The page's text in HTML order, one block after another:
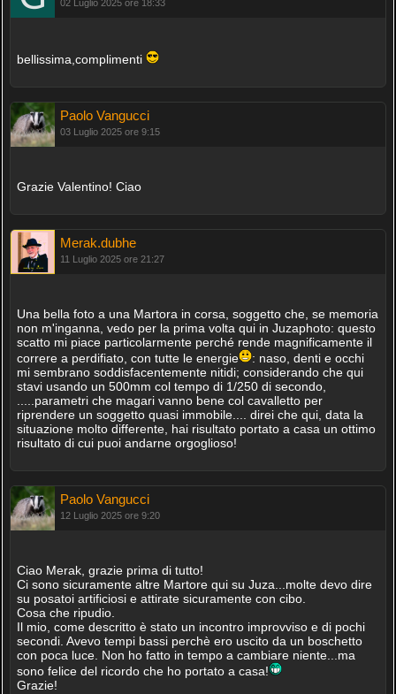
02 Luglio 2025 ore 18:33
bellissima,complimenti
Paolo Vangucci
03 Luglio 2025 ore 9:15
Grazie Valentino! Ciao
Merak.dubhe
11 Luglio 2025 ore 21:27
Una bella foto a una Martora in corsa, soggetto che, se memoria
non m'inganna, vedo per la prima volta qui in Juzaphoto: questo
scatto mi piace particolarmente perché rende magnificamente il
correre a perdifiato, con tutte le energie
: naso, denti e occhi
mi sembrano soddisfacentemente nitidi; considerando che qui
stavi usando un 500mm col tempo di 1/250 di secondo,
.....parametri che magari vanno bene col cavalletto per
riprendere un soggetto quasi immobile.... direi che qui, data la
situazione molto differente, hai risultato portato a casa un ottimo
risultato di cui puoi andarne orgoglioso!
Paolo Vangucci
12 Luglio 2025 ore 9:20
Ciao Merak, grazie prima di tutto!
Ci sono sicuramente altre Martore qui su Juza...molte devo dire
su posatoi artificiosi e attirate sicuramente con cibo.
Cosa che ripudio.
Il mio, come descritto è stato un incontro improvviso e di pochi
secondi. Avevo tempi bassi perchè ero uscito da un boschetto
con poca luce. Non ho fatto in tempo a cambiare niente...ma
sono felice del ricordo che ho portato a casa!
Grazie!